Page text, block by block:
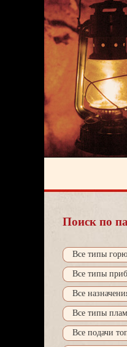
Поиск по
се типы
се типы
се
се типы
се подачи